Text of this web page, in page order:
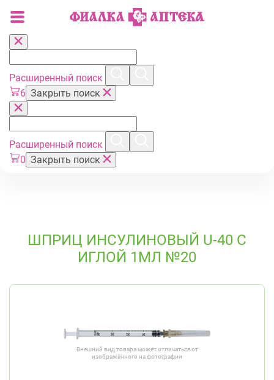
Расширенный поиск
6 Закрыть поиск
Расширенный поиск
0 Закрыть поиск
ШПРИЦ ИНСУЛИНОВЫЙ U-40 С
ИГЛОЙ 1МЛ №20
Внешний вид товара может отличаться от
изображённого на фотографии